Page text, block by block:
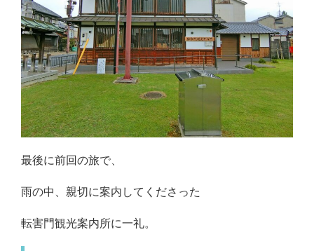
最後に前回の旅で、
雨の中、親切に案内してくださった
転害門観光案内所に一礼。